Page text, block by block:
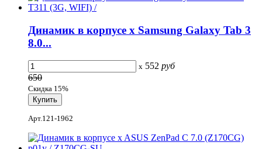
Динамик в корпусе x Samsung Galaxy Tab 3
8.0...
x 552 руб
650
Скидка 15%
Арт.121-1962